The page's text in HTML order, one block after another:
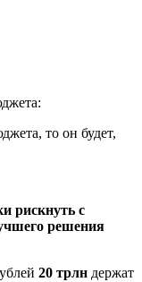
то он будет,
рискнуть с
решения
20 трлн держат